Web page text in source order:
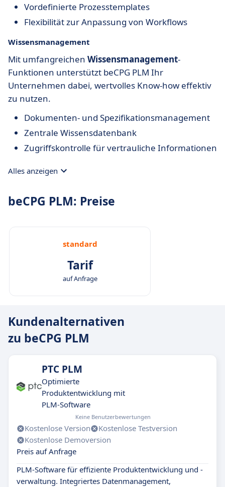
Vordefinierte Prozesstemplates
Flexibilität zur Anpassung von Workflows
Wissensmanagement
Mit umfangreichen Wissensmanagement-
Funktionen unterstützt beCPG PLM Ihr
Unternehmen dabei, wertvolles Know-how effektiv
zu nutzen.
Dokumenten- und Spezifikationsmanagement
Zentrale Wissensdatenbank
Zugriffskontrolle für vertrauliche Informationen
Alles anzeigen
beCPG PLM: Preise
standard
Tarif
auf Anfrage
Kundenalternativen
zu beCPG PLM
PTC PLM
Optimierte
Produktentwicklung mit
PLM-Software
Keine Benutzerbewertungen
Kostenlose Version
Kostenlose Testversion
Kostenlose Demoversion
Preis auf Anfrage
PLM-Software für effiziente Produktentwicklung und -
verwaltung. Integriertes Datenmanagement,